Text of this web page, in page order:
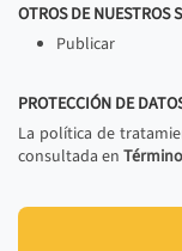
OTROS DE NUESTROS
Publicar
PROTECCIÓN DE
La política de
consultada en